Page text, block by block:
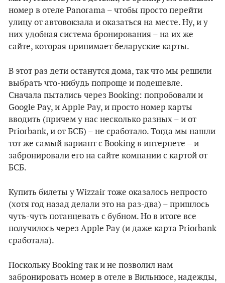
номер в отеле Panorama – чтобы просто перейти
улицу от автовокзала и оказаться на месте. Ну, и у
них удобная система бронирования – на их же
сайте, которая принимает беларуские карты.
В этот раз дети останутся дома, так что мы решили
выбрать что-нибудь попроще и подешевле.
Сначала пытались через Booking: попробовали и
Google Pay, и Apple Pay, и просто номер карты
вводить (причем у нас несколько разных – и от
Priorbank, и от БСБ) – не сработало. Тогда мы нашли
тот же самый вариант с Booking в интернете – и
забронировали его на сайте компании с картой от
БСБ.
Купить билеты у Wizzair тоже оказалось непросто
(хотя год назад делали это на раз-два) – пришлось
чуть-чуть потанцевать с бубном. Но в итоге все
получилось через Apple Pay (и даже карта Priorbank
сработала).
Поскольку Booking так и не позволил нам
забронировать номер в отеле в Вильнюсе, надежды,